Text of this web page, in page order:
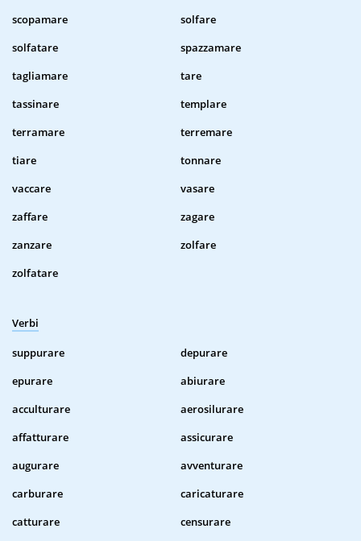
scopamare
solfare
solfatare
spazzamare
tagliamare
tare
tassinare
templare
terramare
terremare
tiare
tonnare
vaccare
vasare
zaffare
zagare
zanzare
zolfare
zolfatare
Verbi
suppurare
depurare
epurare
abiurare
acculturare
aerosilurare
affatturare
assicurare
augurare
avventurare
carburare
caricaturare
catturare
censurare